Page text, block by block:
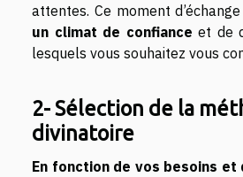
attentes. Ce moment
un climat de confiance et de
lesquels vous souhaitez vous
2- Sélection de la
divinatoire
En fonction de vos besoins et